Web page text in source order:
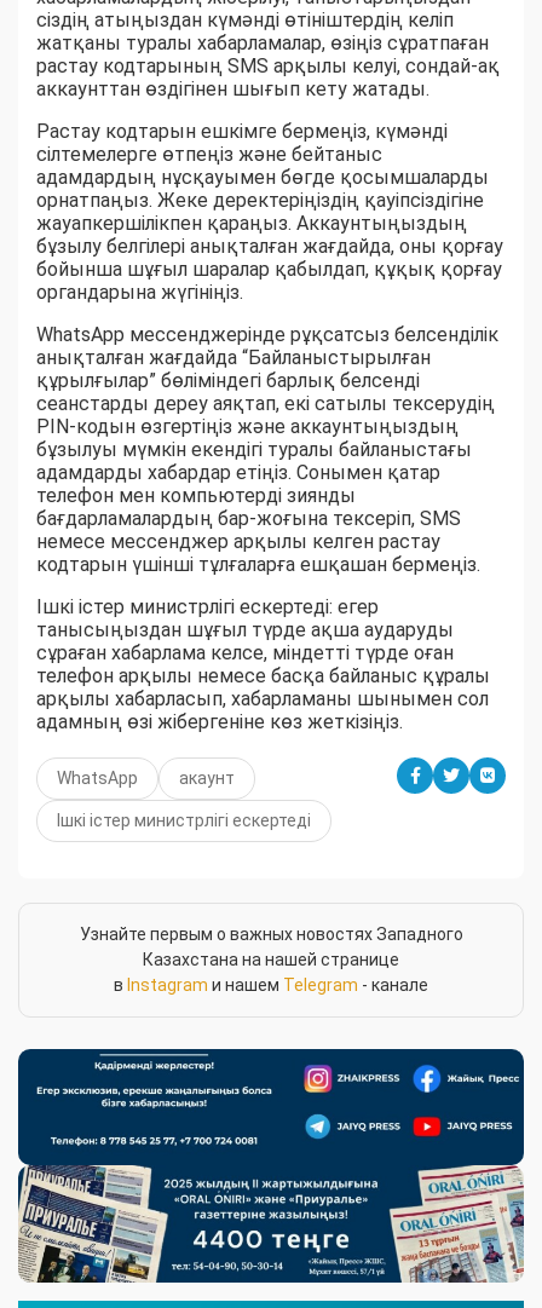
сіздің атыңыздан күмәнді өтініштердің келіп
жатқаны туралы хабарламалар, өзіңіз сұратпаған
растау кодтарының SMS арқылы келуі, сондай-ақ
аккаунттан өздігінен шығып кету жатады.
Растау кодтарын ешкімге бермеңіз, күмәнді
сілтемелерге өтпеңіз және бейтаныс
адамдардың нұсқауымен бөгде қосымшаларды
орнатпаңыз. Жеке деректеріңіздің қауіпсіздігіне
жауапкершілікпен қараңыз. Аккаунтыңыздың
бұзылу белгілері анықталған жағдайда, оны қорғау
бойынша шұғыл шаралар қабылдап, құқық қорғау
органдарына жүгініңіз.
WhatsApp мессенджерінде рұқсатсыз белсенділік
анықталған жағдайда “Байланыстырылған
құрылғылар” бөліміндегі барлық белсенді
сеанстарды дереу аяқтап, екі сатылы тексерудің
PIN-кодын өзгертіңіз және аккаунтыңыздың
бұзылуы мүмкін екендігі туралы байланыстағы
адамдарды хабардар етіңіз. Сонымен қатар
телефон мен компьютерді зиянды
бағдарламалардың бар-жоғына тексеріп, SMS
немесе мессенджер арқылы келген растау
кодтарын үшінші тұлғаларға ешқашан бермеңіз.
Ішкі істер министрлігі ескертеді: егер
танысыңыздан шұғыл түрде ақша аударуды
сұраған хабарлама келсе, міндетті түрде оған
телефон арқылы немесе басқа байланыс құралы
арқылы хабарласып, хабарламаны шынымен сол
адамның өзі жібергеніне көз жеткізіңіз.
WhatsApp акаунт
Ішкі істер министрлігі ескертеді
Узнайте первым о важных новостях Западного
Казахстана на нашей странице
в Instagram и нашем Telegram - канале